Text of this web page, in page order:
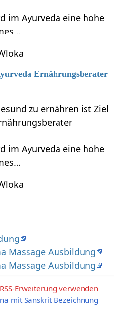
im Ayurveda eine hohe
Ernährungsberater
zu ernähren ist Ziel
im Ayurveda eine hohe
Massage Ausbildung
Massage Ausbildung
Erweiterung verwenden
mit Sanskrit Bezeichnung